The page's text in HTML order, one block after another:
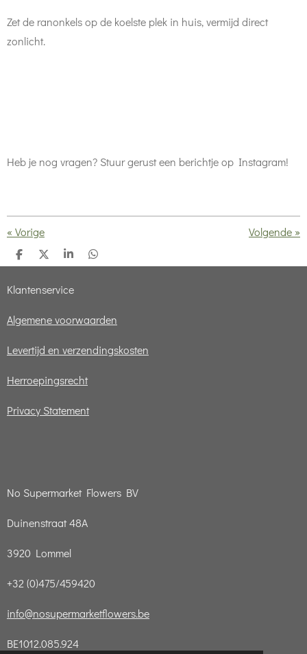
Zet de ranonkels op de koelste plek in huis, vermijd direct
zonlicht.
Heb je nog vragen? Stuur gerust een berichtje op Instagram!
« Vorige Volgende »
D
e
e
D
e
l
S
h
r
D
e
Klantenservice
Algemene voorwaarden
Levertijd en verzendingskosten
Herroepingsrecht
Privacy Statement
No Supermarket Flowers BV
Duinenstraat 48A
3920 Lommel
+32 (0)475/459420
info@nosupermarketflowers.be
BE1012.085.924